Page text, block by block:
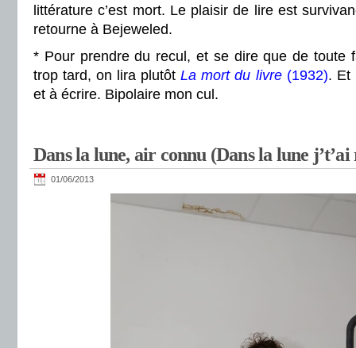
littérature c’est mort. Le plaisir de lire est
retourne à Bejeweled.
* Pour prendre du recul, et se dire que de toute
trop tard, on lira plutôtLa mort du livre(1932). Et
et à écrire. Bipolaire mon cul.
Dans la lune, air connu (Dans la lune j’t’ai
01/06/2013